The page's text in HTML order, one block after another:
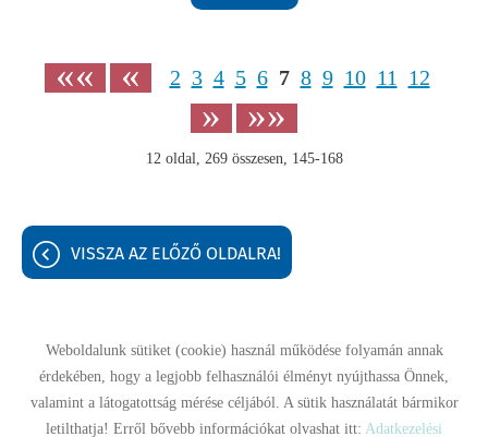
«« « 2 3 4 5 6 7 8 9 10 11 12
» »»
12 oldal, 269 összesen, 145-168
VISSZA AZ ELŐZŐ OLDALRA!
Oldal információk Adatkezelési tájékoztató Impresszum
Weboldalunk sütiket (cookie) használ működése folyamán annak
érdekében, hogy a legjobb felhasználói élményt nyújthassa Önnek,
valamint a látogatottság mérése céljából. A sütik használatát bármikor
letilthatja! Erről bővebb információkat olvashat itt: Adatkezelési